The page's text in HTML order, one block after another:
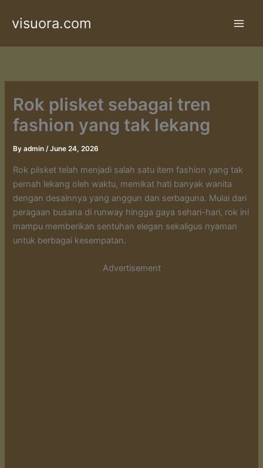
visuora.com
Rok plisket sebagai tren
fashion yang tak lekang
Byadmin/June 24, 2026
Rok plisket telah menjadi salah satu item fashion yang tak
pernah lekang oleh waktu, memikat hati banyak wanita
dengan desainnya yang anggun dan serbaguna. Mulai dari
peragaan busana di runway hingga gaya sehari-hari, rok ini
mampu memberikan sentuhan elegan sekaligus nyaman
untuk berbagai kesempatan.
Advertisement